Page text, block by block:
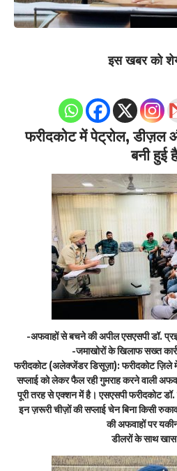
इस खबर को
फरीदकोट में पेट्रोल, डीज़ल
बनी हुई
-अफवाहों से बचने की अपील एसएसपी डॉ.
-जमाखोरों के खिलाफ सख्त
फरीदकोट (अलेक्जेंडर डिसूज़ा): फरीदकोट ज़िले
सप्लाई को लेकर फैल रही गुमराह करने वाली
पूरी तरह से एक्शन में है। एसएसपी फरीदकोट
इन ज़रूरी चीज़ों की सप्लाई चेन बिना किसी
की अफवाहों पर
डीलरों के साथ खास